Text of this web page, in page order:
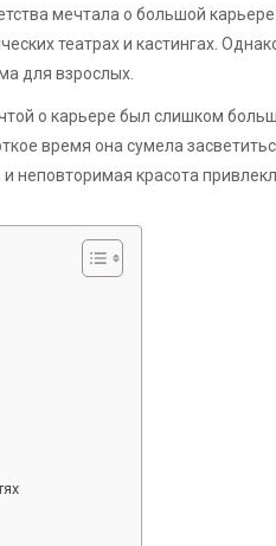
мечтала о большой
театрах и кастингах.
для взрослых.
о карьере был слишком
время она сумела
неповторимая красота